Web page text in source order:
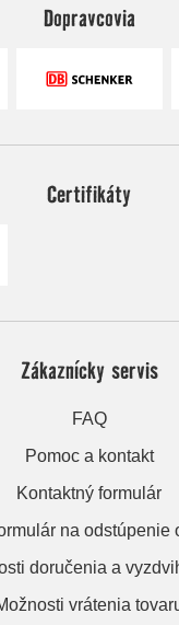
Dopravcovia
Certifikáty
Zákaznícky servis
FAQ
Pomoc a kontakt
Kontaktný formulár
na odstúpenie
doručenia a
vrátenia